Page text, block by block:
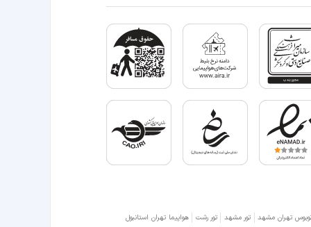
تهران مشهد تور مشهد تور رشت هواپیما تهران استانبول